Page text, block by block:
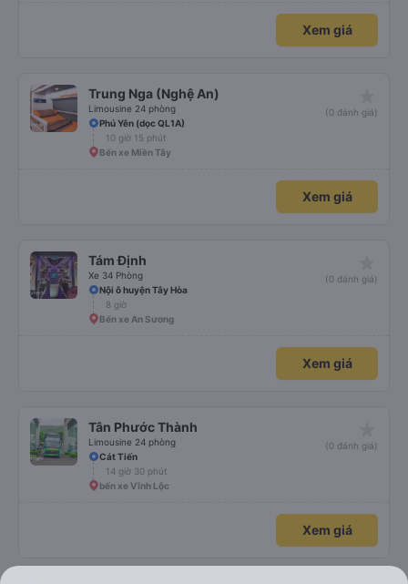
Xem giá
Trung Nga (Nghệ An)
Limousine 24 phòng
(0 đánh giá)
Phú Yên (dọc QL1A)
10 giờ 15 phút
Bến xe Miền Tây
Xem giá
Tám Định
Xe 34 Phòng
(0 đánh giá)
Nội ô huyện Tây Hòa
8 giờ
Bến xe An Sương
Xem giá
Tân Phước Thành
Limousine 24 phòng
(0 đánh giá)
Cát Tiến
14 giờ 30 phút
bến xe Vĩnh Lộc
Xem giá